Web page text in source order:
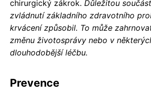
chirurgický zákrok. Důležitou
zvládnutí základního zdravotního
krvácení způsobil. To může
změnu životosprávy nebo v
dlouhodobější léčbu.
Prevence